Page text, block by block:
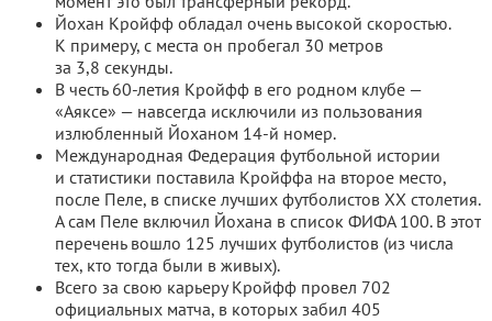
Йохан Кройфф обладал очень высокой скоростью.
К примеру, с места он пробегал 30 метров
за 3,8 секунды.
В честь 60-летия Кройфф в его родном клубе —
«Аяксе» — навсегда исключили из пользования
излюбленный Йоханом 14-й номер.
Международная Федерация футбольной истории
и статистики поставила Кройффа на второе место,
после Пеле, в списке лучших футболистов ХХ столетия.
А сам Пеле включил Йохана в список ФИФА 100. В этот
перечень вошло 125 лучших футболистов (из числа
тех, кто тогда были в живых).
Всего за свою карьеру Кройфф провел 702
официальных матча, в которых забил 405